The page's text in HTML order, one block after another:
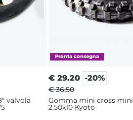
valvola
€ 29.20 -20%
€ 36.50
Gomma mini cross
2.50x10 Kyoto